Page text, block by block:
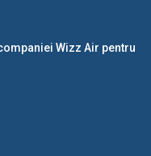
Wizz Air pentru